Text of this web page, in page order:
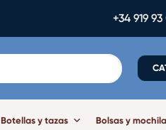
+34 919
Botellas y tazas Bolsas y